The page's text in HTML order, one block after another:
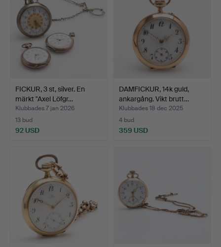
FICKUR, 3 st, silver. En
märkt "Axel Löfgr…
Klubbades 7 jan 2026
13 bud
92 USD
DAMFICKUR, 14k guld,
ankargång. Vikt brutt…
Klubbades 18 dec 2025
4 bud
359 USD